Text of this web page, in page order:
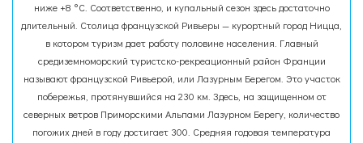
ниже +8 °С. Соответственно, и купальный сезон здесь достаточно
длительный. Столица французской Ривьеры — курортный город Ницца,
в котором туризм дает работу половине населения. Главный
средиземноморский туристско-рекреационный район Франции
называют французской Ривьерой, или Лазурным Берегом. Это участок
побережья, протянувшийся на 230 км. Здесь, на защищенном от
северных ветров Приморскими Альпами Лазурном Берегу, количество
погожих дней в году достигает 300. Средняя годовая температура